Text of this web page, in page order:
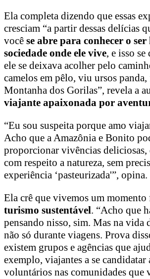
Ela completa dizendo que essas
cresciam “a partir dessas delícias
você se abre para conhecer o
sociedade onde ele vive, e isso se
ele se deixava acolher pelo
camelos em pêlo, viu ursos
Montanha dos Gorilas”, revela a
viajante apaixonada por
“Eu sou suspeita porque amo
Acho que a Amazônia e Bonito
proporcionar vivências deliciosas,
com respeito a natureza, sem
experiência ‘pasteurizada'”, opina.
Ela crê que vivemos um momento
turismo sustentável. “Acho que
pensando nisso, sim. Mas na vida
não só durante viagens. Prova
existem grupos e agências que
exemplo, viajantes a se candidatar
voluntários nas comunidades que